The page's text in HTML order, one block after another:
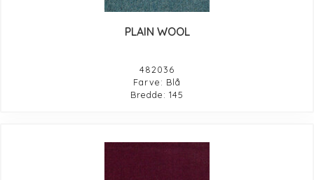
PLAIN WOOL
482036
Farve: Blå
Bredde: 145